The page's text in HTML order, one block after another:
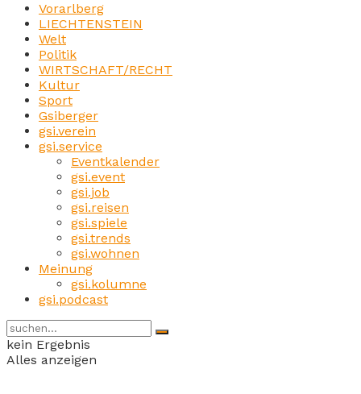
Vorarlberg
LIECHTENSTEIN
Welt
Politik
WIRTSCHAFT/RECHT
Kultur
Sport
Gsiberger
gsi.verein
gsi.service
Eventkalender
gsi.event
gsi.job
gsi.reisen
gsi.spiele
gsi.trends
gsi.wohnen
Meinung
gsi.kolumne
gsi.podcast
kein Ergebnis
Alles anzeigen